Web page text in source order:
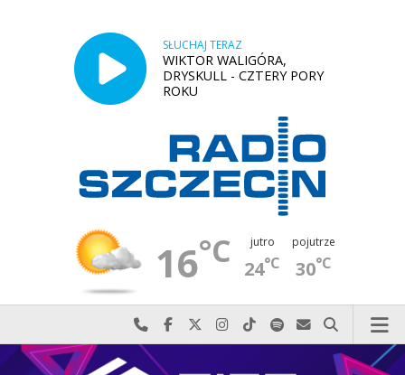
SŁUCHAJ TERAZ
WIKTOR WALIGÓRA,
DRYSKULL - CZTERY PORY
ROKU
16°C jutro
24°C
pojutrze
30°C
Najlepiej po prostu do nas zadzwoń
Odwiedź nas na Facebook-u
Odwiedź nas na X
Odwiedź nas na Instagram-ie
Odwiedź nas na TikTok-u
Szukaj nas na Spotify
Wyślij do nas
Szukaj